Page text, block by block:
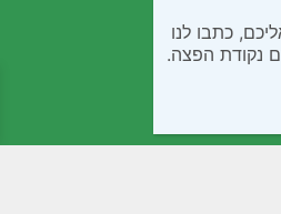
כתבו לנו
נקודת הפצה.